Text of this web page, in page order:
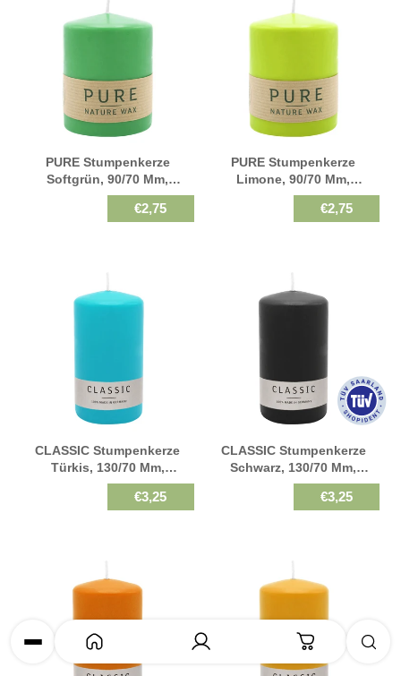
PURE Stumpenkerze
Softgrün, 90/70 Mm,
WENZEL, Brenndauer 38h,
Plastikfrei,€2,75
PURE Stumpenkerze
Limone, 90/70 Mm,
WENZEL, Brenndauer 38h,
Plastikfrei,€2,75
CLASSIC Stumpenkerze
Türkis, 130/70 Mm,
WENZEL, Brenndauer 61h,
Selbstverlöschend
€3,25
CLASSIC Stumpenkerze
Schwarz, 130/70 Mm,
WENZEL, Brenndauer 61h,
Selbstverlöschend
€3,25